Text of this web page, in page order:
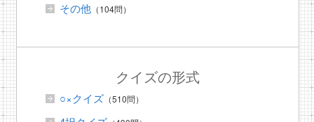
その他（104問）
クイズの形式
○×クイズ（510問）